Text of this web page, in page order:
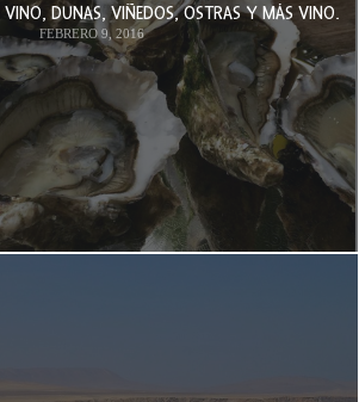
DUNAS, VIÑEDOS, OSTRAS Y MÁS VINO.
FEBRERO 9, 2016